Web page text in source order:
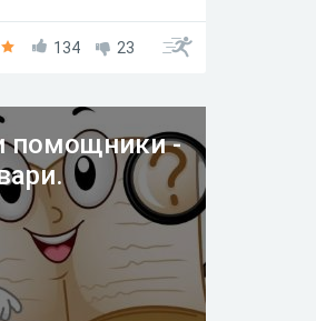
134 23
помощники -